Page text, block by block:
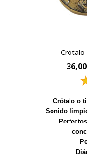
Crótalo
Crótalo o
Sonido